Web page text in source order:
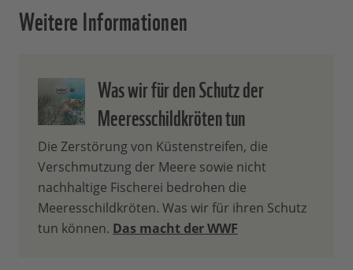
Weitere Informationen
Was wir für den Schutz der
Meeresschildkröten tun
Die Zerstörung von Küstenstreifen, die
Verschmutzung der Meere sowie nicht
nachhaltige Fischerei bedrohen die
Meeresschildkröten. Was wir für ihren Schutz
tun können. Das macht der WWF